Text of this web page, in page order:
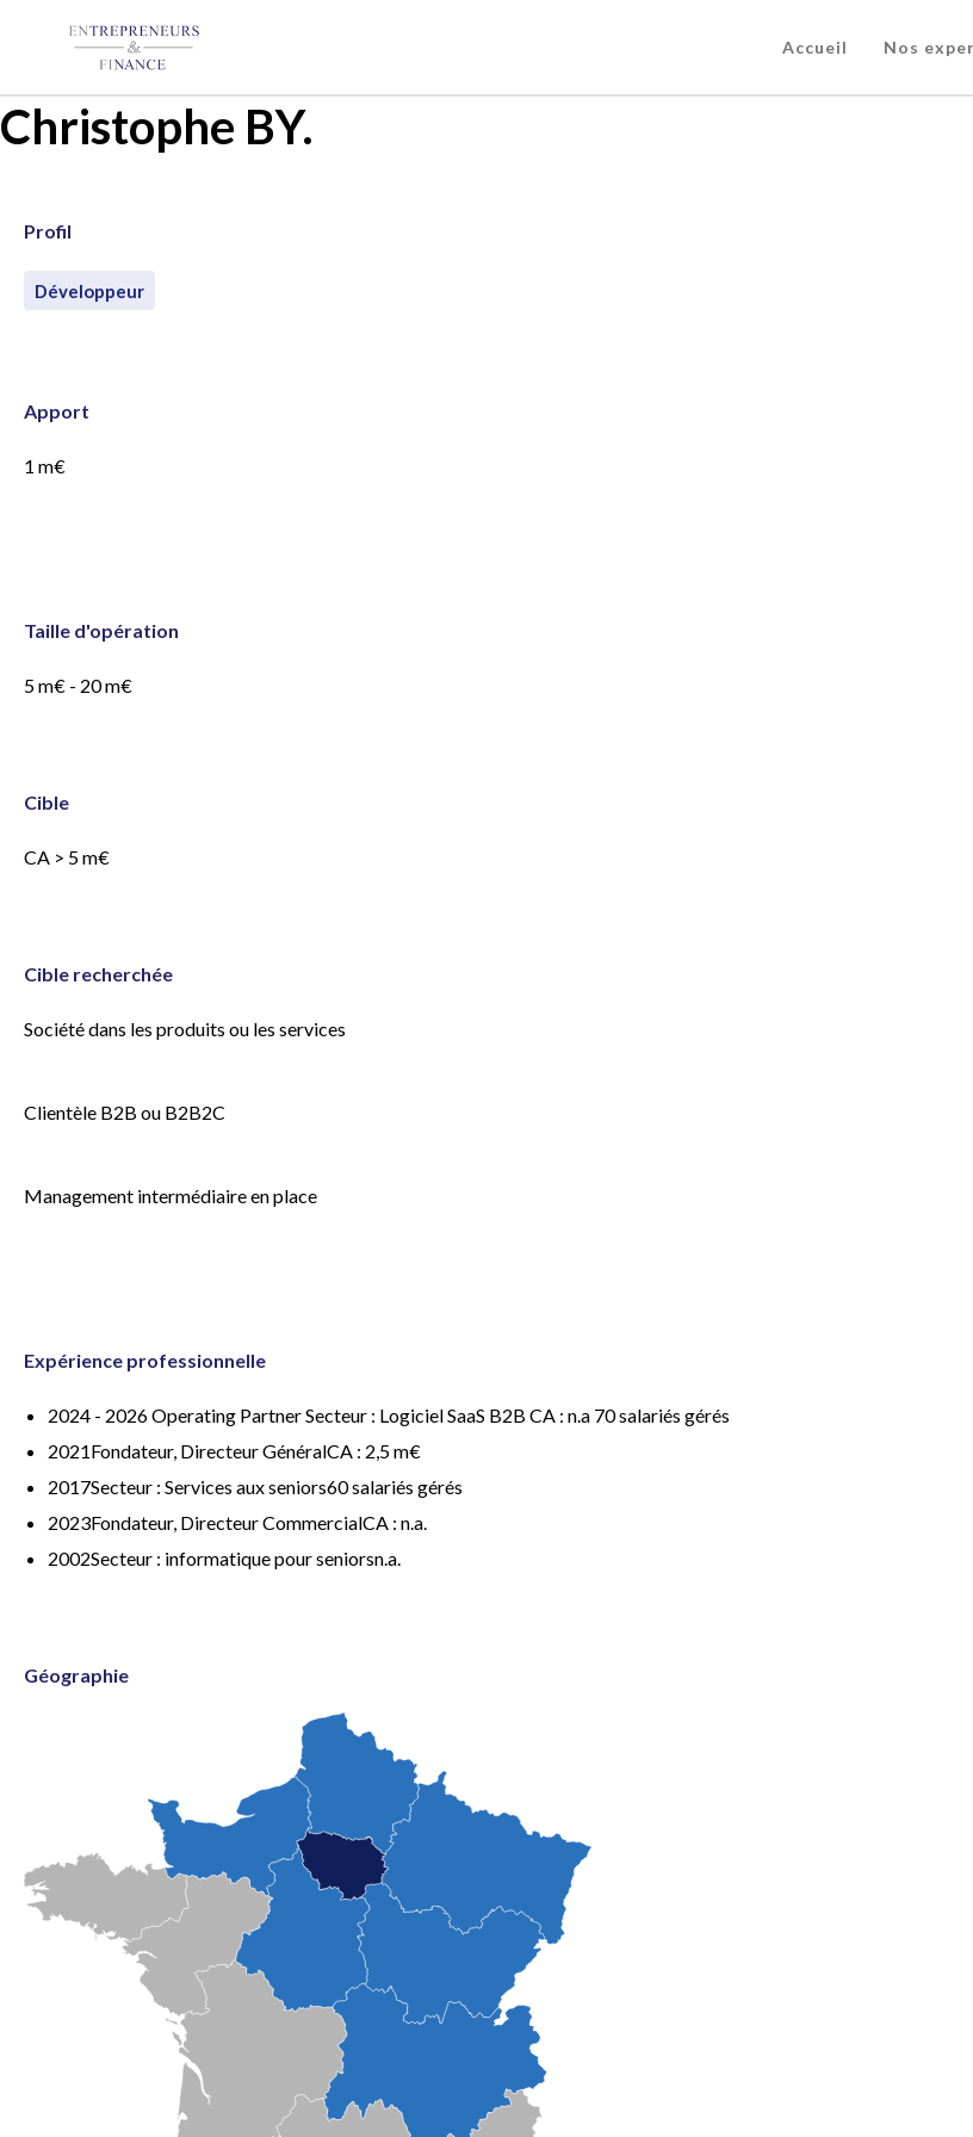
Accueil Nos
Christophe BY.
Profil
Développeur
Apport
1 m€
Taille d'opération
5 m€ - 20 m€
Cible
CA > 5 m€
Cible recherchée
Société dans les produits ou les services
Clientèle B2B ou B2B2C
Management intermédiaire en place
Expérience professionnelle
2024 - 2026 Operating Partner Secteur : Logiciel SaaS B2B CA : n.a 70 salariés gérés
2021Fondateur, Directeur GénéralCA : 2,5 m€
2017Secteur : Services aux seniors60 salariés gérés
2023Fondateur, Directeur CommercialCA : n.a.
2002Secteur : informatique pour seniorsn.a.
Géographie